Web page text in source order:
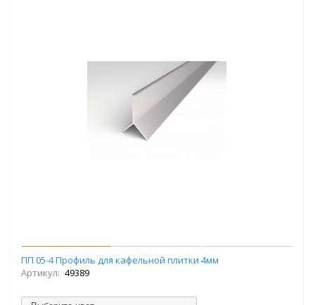
ПП 05-4 Профиль для кафельной плитки 4мм
Артикул: 49389